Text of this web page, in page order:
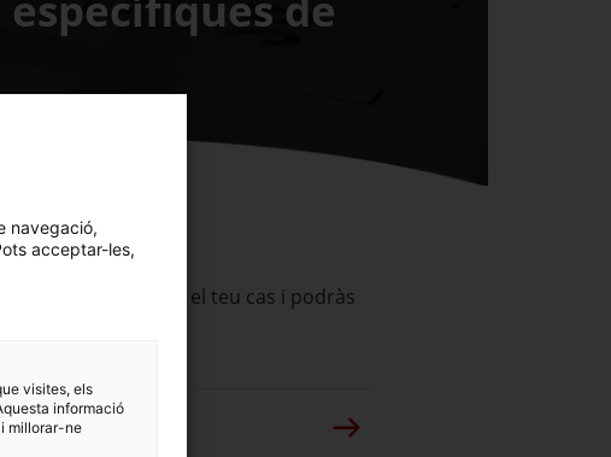
correspongui amb el teu cas i podràs
navegació,
acceptar-les,
visites, els
informació
millorar-ne